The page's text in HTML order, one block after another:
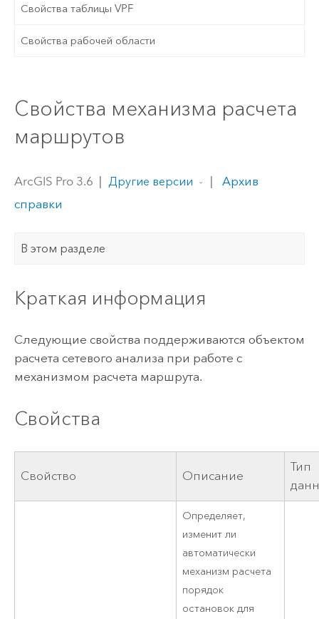
Свойства таблицы VPF
Свойства рабочей области
Свойства механизма расчета
маршрутов
ArcGIS Pro 3.6 Другие версии
Архив
справки
В этом разделе
Краткая информация
Следующие свойства поддерживаются объектом
расчета сетевого анализа при работе с
механизмом расчета маршрута.
Свойства
Свойство Описание
Тип
Определяет,
изменит ли
автоматически
механизм расчета
порядок
остановок для